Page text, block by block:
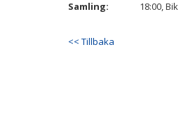
Samling:
18:00, Bik
<< Tillbaka